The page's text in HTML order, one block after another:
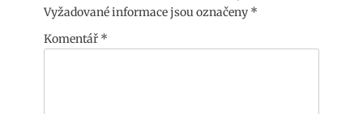
Vyžadované informace jsou označeny *
Komentář *